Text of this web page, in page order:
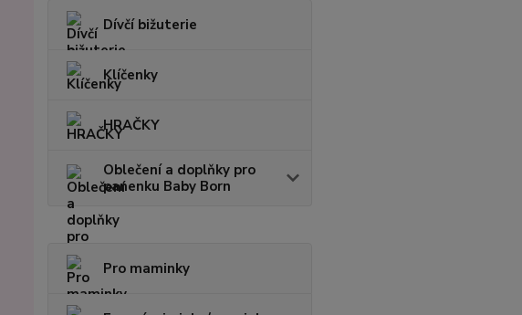
Dívčí bižuterie
Klíčenky
HRAČKY
Oblečení a doplňky pro
panenku Baby Born
Pro maminky